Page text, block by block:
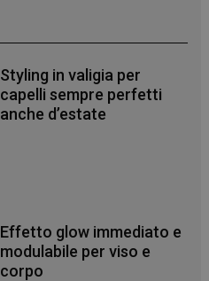
Styling in valigia per
capelli sempre perfetti
anche d’estate
Effetto glow immediato e
modulabile per viso e
corpo